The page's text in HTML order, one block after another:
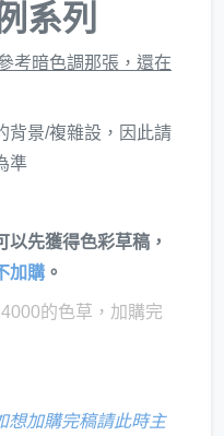
系列
考暗色調那張，還在
背景/複雜設，因此請
準
以先獲得色彩草稿，
加購 。
的色草，加購完
想加購完稿請此時主